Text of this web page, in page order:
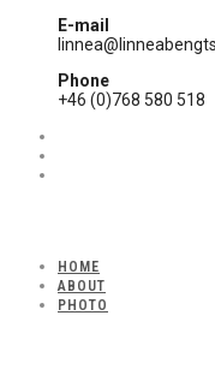
E-mail
Phone
+46 (0)768 580 518
HOME
ABOUT
PHOTO